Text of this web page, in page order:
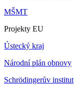
MŠMT
Projekty EU
Ústecký kraj
Národní plán obnovy
Schrödingerův institut